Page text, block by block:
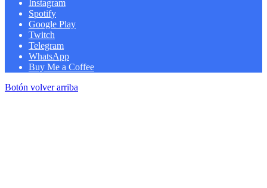
Instagram
Spotify
Google Play
Twitch
Telegram
WhatsApp
Buy Me a Coffee
Botón volver arriba